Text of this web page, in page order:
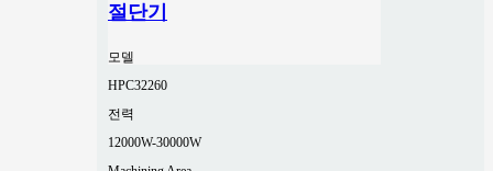
절단기
모델
HPC32260
전력
12000W-30000W